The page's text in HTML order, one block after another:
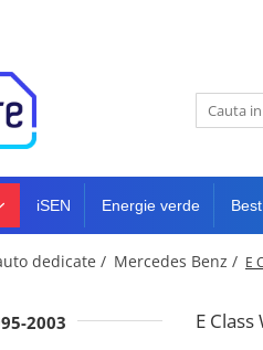
iSEN Energie verde
dedicate / Mercedes Benz / E
E
2003